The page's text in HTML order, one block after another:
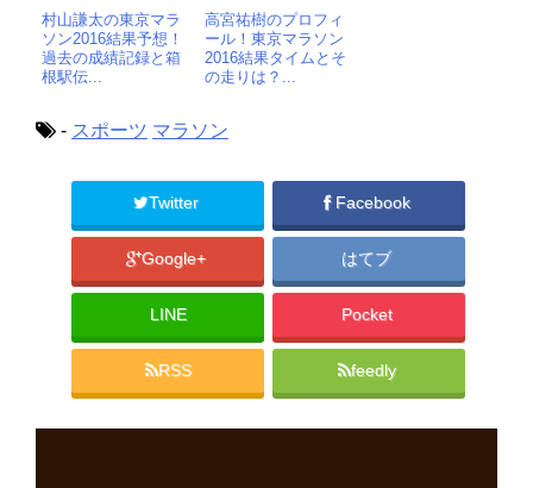
村山謙太の東京マラ
ソン2016結果予想！
過去の成績記録と箱
根駅伝...
高宮祐樹のプロフィ
ール！東京マラソン
2016結果タイムとそ
の走りは？...
- スポーツ マラソン
Twitter Facebook
Google+ はてブ
LINE Pocket
RSS feedly